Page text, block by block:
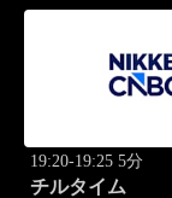
19:20-19:25 5分
チルタイム